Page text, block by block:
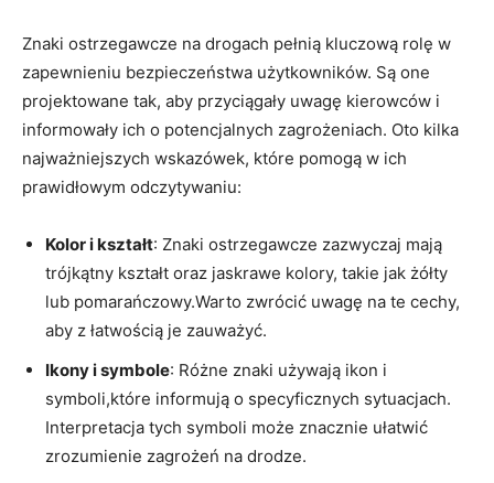
Znaki ‍ostrzegawcze na drogach pełnią kluczową rolę w
zapewnieniu bezpieczeństwa użytkowników. Są one
projektowane tak, ‍aby⁣ przyciągały uwagę kierowców i
informowały ich ⁢o ​potencjalnych zagrożeniach. Oto kilka
najważniejszych wskazówek,​ które pomogą w ich
prawidłowym odczytywaniu:
Kolor i kształt: Znaki ostrzegawcze zazwyczaj ⁤mają⁤
trójkątny kształt oraz jaskrawe ​kolory, ‌takie jak żółty‍
lub pomarańczowy.Warto zwrócić⁣ uwagę na te cechy, ​
aby z ‍łatwością je zauważyć.
Ikony i ⁤symbole: ‌Różne znaki używają ikon i
symboli,które informują o specyficznych sytuacjach.
Interpretacja tych symboli​ może znacznie ułatwić‍
zrozumienie zagrożeń​ na drodze.